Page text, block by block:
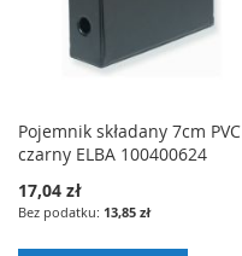
Pojemnik składany 7cm PVC
czarny ELBA 100400624
17,04 zł
13,85 zł